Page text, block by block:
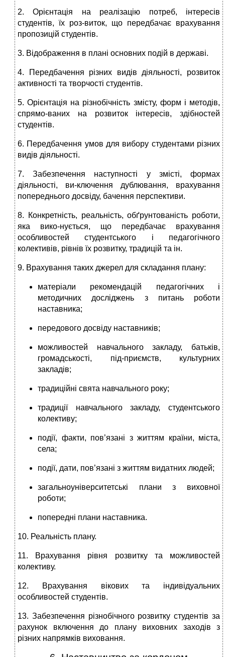
2. Орієнтація на реалізацію потреб, інтересів
студентів, їх роз-виток, що передбачає врахування
пропозицій студентів.
3. Відображення в плані основних подій в державі.
4. Передбачення різних видів діяльності, розвиток
активності та творчості студентів.
5. Орієнтація на різнобічність змісту, форм і методів,
спрямо-ваних на розвиток інтересів, здібностей
студентів.
6. Передбачення умов для вибору студентами різних
видів діяльності.
7. Забезпечення наступності у змісті, формах
діяльності, ви-ключення дублювання, врахування
попереднього досвіду, бачення перспективи.
8. Конкретність, реальність, обґрунтованість роботи,
яка вико-нується, що передбачає врахування
особливостей студентського і педагогічного
колективів, рівнів їх розвитку, традицій та ін.
9. Врахування таких джерел для складання плану:
матеріали рекомендацій педагогічних і
методичних досліджень з питань роботи
наставника;
передового досвіду наставників;
можливостей навчального закладу, батьків,
громадськості, під-приємств, культурних
закладів;
традиційні свята навчального року;
традиції навчального закладу, студентського
колективу;
події, факти, пов’язані з життям країни, міста,
села;
події, дати, пов’язані з життям видатних людей;
загальноуніверситетські плани з виховної
роботи;
попередні плани наставника.
10. Реальність плану.
11. Врахування рівня розвитку та можливостей
колективу.
12. Врахування вікових та індивідуальних
особливостей студентів.
13. Забезпечення різнобічного розвитку студентів за
рахунок включення до плану виховних заходів з
різних напрямків виховання.